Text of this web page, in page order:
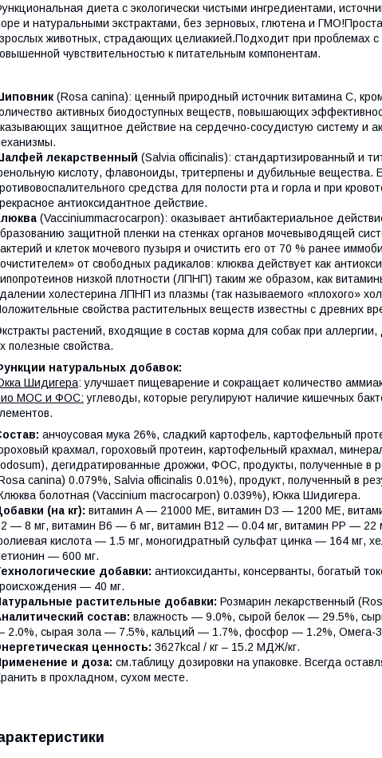
диета с экологически чистыми ингредиентами,
и натуральными экстрактами, без зерновых, глютена и
животных, страдающих целиакией.Подходит при проблемах
чувствительностью к питательным компонентам.
(Rosa canina): ценный природный источник витамина С,
активных биодоступных веществ, повышающих
защитное действие на сердечно-сосудистую систему и
лекарственный (Salvia officinalis): стандартизированный и
кислоту, флавоноиды, тритерпены и дубильные вещества.
средства для полости рта и горла и при
антиоксидантное действие.
(Vacciniummacrocarpon): оказывает антибактериальное
защитной пленки на стенках органов мочевыводящей
и клеток мочевого пузыря и очистить его от 70 % ранее
от свободных радикалов: клюква действует как
низкой плотности (ЛПНП) таким же образом, как
холестерина ЛПНП из плазмы (так называемого «плохого»
свойства растительных веществ известны с древних
растений, входящие в состав корма для собак при
полезные свойства.
натуральных добавок:
Шидигера: улучшает пищеварение и сокращает количество
МОС и ФОС: углеводы, которые регулируют наличие кишечных
анчоусовая мука 26%, сладкий картофель, картофельный
крахмал, гороховый протеин, картофельный крахмал,
дегидратированные дрожжи, ФОС, продукты, полученные в
canina) 0.079%, Salvia officinalis 0.01%), продукт, полученный в
болотная (Vaccinium macrocarpon) 0.039%), Юкка Шидигера.
(на кг): витамин А — 21000 МЕ, витамин D3 — 1200 МЕ,
— 8 мг, витамин B6 — 6 мг, витамин B12 — 0.04 мг, витамин PP — 22
кислота — 1.5 мг, моногидратный сульфат цинка — 164 мг,
— 600 мг.
добавки: антиоксиданты, консерванты, богатый
— 40 мг.
растительные добавки: Розмарин лекарственный
состав: влажность — 9.0%, сырой белок — 29.5%,
2.0%, сырая зола — 7.5%, кальций — 1.7%, фосфор — 1.2%, Омега-
ценность: 3627kcal / кг – 15.2 МДЖ/кг.
и доза: см.таблицу дозировки на упаковке. Всегда
в прохладном, сухом месте.